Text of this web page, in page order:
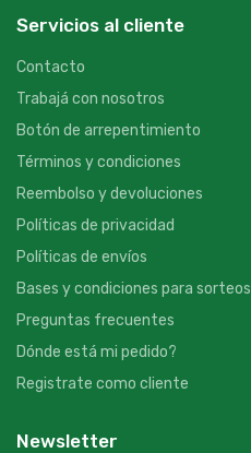
Servicios al cliente
Contacto
Trabajá con nosotros
Botón de arrepentimiento
Términos y condiciones
Reembolso y devoluciones
Políticas de privacidad
Políticas de envíos
Bases y condiciones para sorteos
Preguntas frecuentes
Dónde está mi pedido?
Registrate como cliente
Newsletter